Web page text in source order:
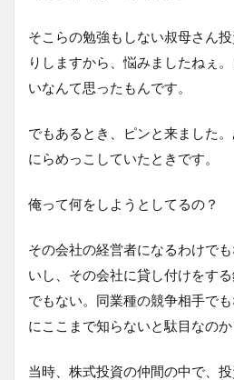
そこらの勉強もしない叔母さん
りしますから、悩みましたねぇ
いなんて思ったもんです。
でもあるとき、ピンと来ました
にらめっこしていたときです。
俺って何をしようとしてるの？
その会社の経営者になるわけで
いし、その会社に貸し付けをす
でもない。同業種の競争相手で
にここまで知らないと駄目なのか
当時、株式投資の仲間の中で、